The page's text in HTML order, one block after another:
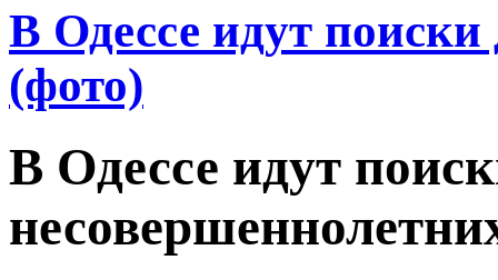
В Одессе идут
(фото)
В Одессе идут